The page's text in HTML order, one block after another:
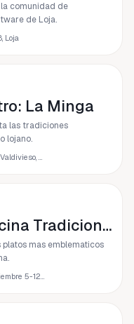
comunidad de
de Loja.
Loja
La Minga
las tradiciones
lojano.
Calle Bernardo Valdivieso, Loja
Taller de Cocina Tradicional Lojana
mas emblematicos
Calle 18 de Noviembre 5-12, Loja